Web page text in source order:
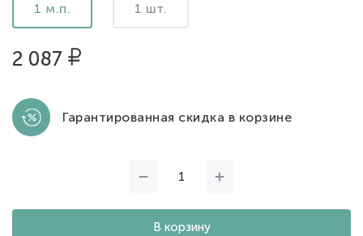
1 м.п. 1 шт.
2 087
Гарантированная скидка в корзине
В корзину